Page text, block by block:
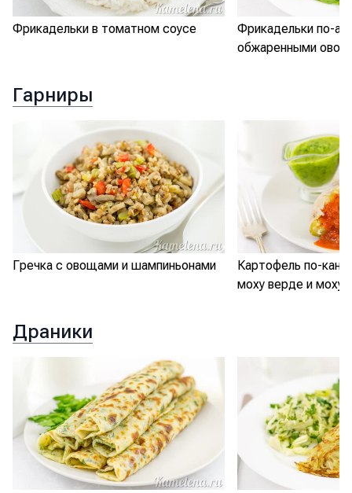
Фрикадельки в томатном соусе
Фрикадельки по-
обжаренными
Гарниры
Гречка с овощами и шампиньонами
Картофель по-
моху верде и моху
Драники